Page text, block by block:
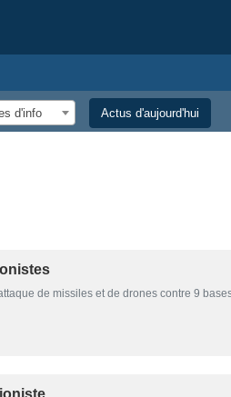
d'info Actus d'aujourd'hui
de missiles et de drones contre 9